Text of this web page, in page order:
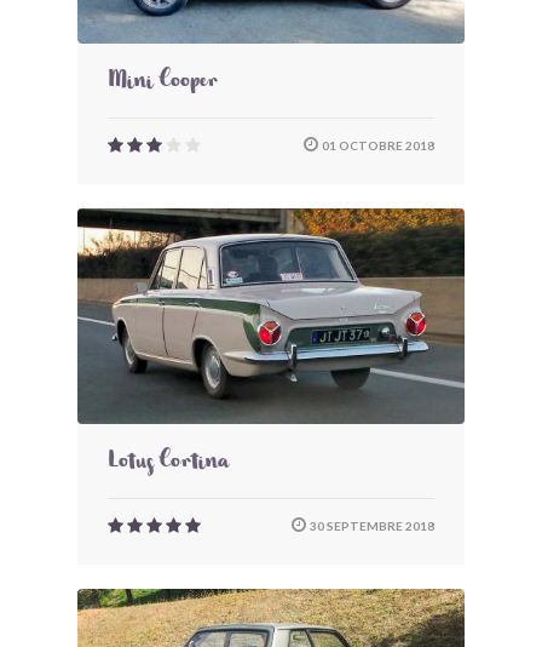
Mini Cooper
01 OCTOBRE 2018
Lotus Cortina
30 SEPTEMBRE 2018